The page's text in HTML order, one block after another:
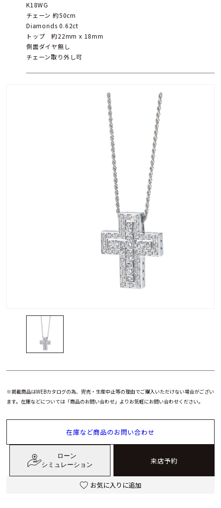
K18WG
チェーン 約50cm
Diamonds 0.62ct
トップ 約22mm x 18mm
側面ダイヤ無し
チェーン取り外し可
※掲載商品はWEBカタログの為、完売・生産中止等の理由でご購入いただけない場合がござい
ます。在庫などについては「商品のお問い合わせ」よりお気軽にお問い合わせください。
在庫など商品のお問い合わせ
ローン
シミュレーション
来店予約
お気に入りに追加